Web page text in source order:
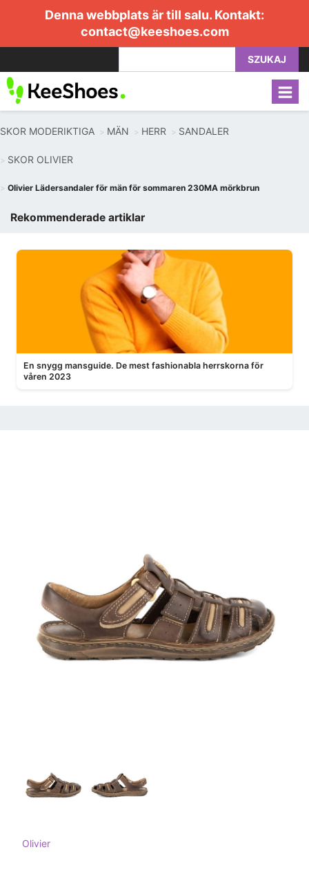
Denna webbplats är till salu. Kontakt:
contact@keeshoes.com
SZUKAJ
SKOR MODERIKTIGA MÄN HERR SANDALER
SKOR OLIVIER
Olivier Lädersandaler för män för sommaren 230MA mörkbrun
Rekommenderade artiklar
En snygg mansguide. De mest fashionabla herrskorna för
våren 2023
Olivier